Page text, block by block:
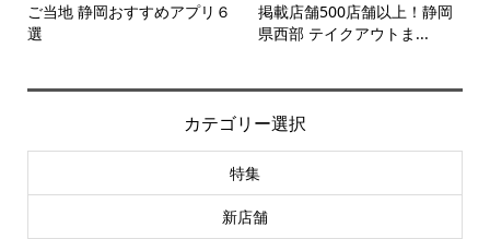
ご当地 静岡おすすめアプリ６
選
掲載店舗500店舗以上！静岡
県西部 テイクアウトま...
カテゴリー選択
特集
新店舗